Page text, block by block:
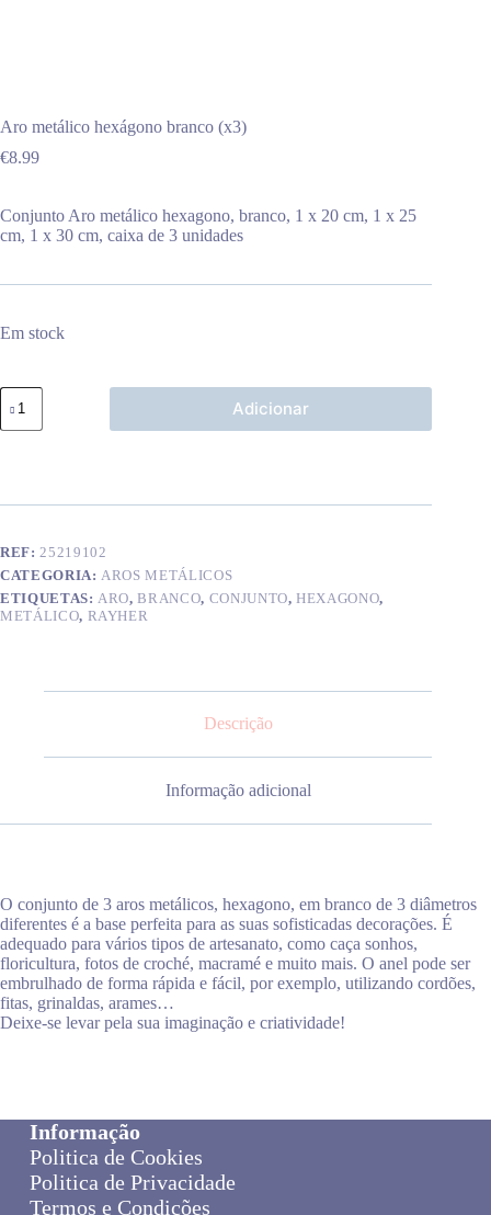
Aro metálico hexágono branco (x3)
€8.99
Conjunto Aro metálico hexagono, branco, 1 x 20 cm, 1 x 25
cm, 1 x 30 cm, caixa de 3 unidades
Em stock
Quantidade
de
Aro
(x3)
Adicionar
REF: 25219102
CATEGORIA: AROS METÁLICOS
ETIQUETAS: ARO,BRANCO, CONJUNTO,HEXAGONO,
METÁLICO, RAYHER
Descrição
Informação adicional
O conjunto de 3 aros metálicos, hexagono, em branco de 3 diâmetros
diferentes é a base perfeita para as suas sofisticadas decorações. É
adequado para vários tipos de artesanato, como caça sonhos,
floricultura, fotos de croché, macramé e muito mais. O anel pode ser
embrulhado de forma rápida e fácil, por exemplo, utilizando cordões,
fitas, grinaldas, arames…
Deixe-se levar pela sua imaginação e criatividade!
Informação
Politica de Cookies
Politica de Privacidade
Termos e Condições